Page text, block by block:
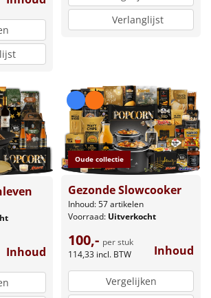
Verlanglijst
Inhoud
Oude collectie
Gezonde Slowcooker
Inhoud: 57 artikelen
Voorraad: Uitverkocht
100,- per stuk
114,33 incl. BTW Inhoud
Vergelijken